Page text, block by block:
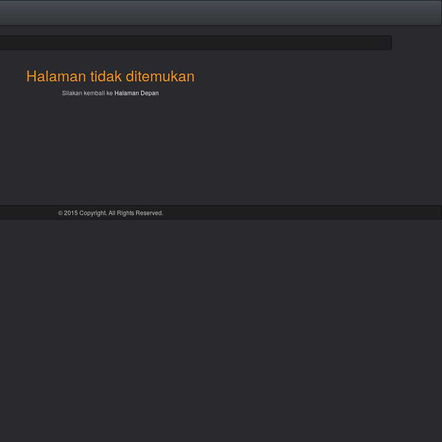
Halaman tidak ditemukan
Silakan kembali ke Halaman Depan
© 2015 Copyright. All Rights Reserved.